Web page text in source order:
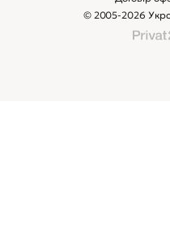
© 2005-2026